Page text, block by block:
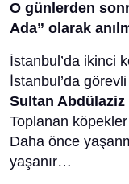
O günlerden
Ada” olarak
İstanbul’da ikinci
İstanbul’da
Sultan Abdülaziz
Toplanan
Daha önce
yaşanır…